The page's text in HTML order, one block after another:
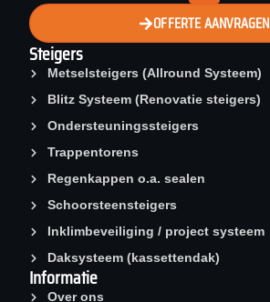
Steigers
Metselsteigers (Allround Systeem)
Blitz Systeem (Renovatie steigers)
Ondersteuningssteigers
Trappentorens
Regenkappen o.a. sealen
Schoorsteen­steigers
Inklimbeveiliging / project systeem
Daksysteem (kassettendak)
Informatie
Over ons
OFFERTE AANVRAGEN